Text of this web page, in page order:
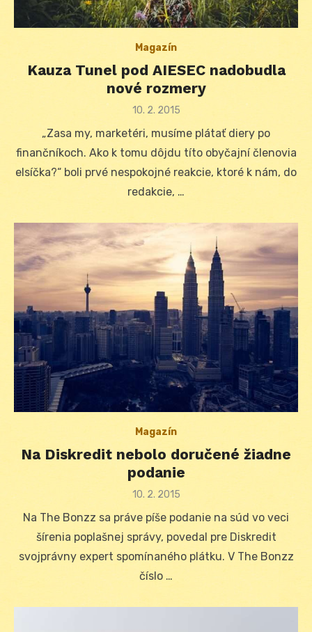
Magazín
Kauza Tunel pod AIESEC nadobudla
nové rozmery
Posted
10. 2. 2015
„Zasa my, marketéri, musíme plátať diery po
finančníkoch. Ako k tomu dôjdu títo obyčajní členovia
elsíčka?“ boli prvé nespokojné reakcie, ktoré k nám, do
redakcie, …
Magazín
Na Diskredit nebolo doručené žiadne
podanie
Posted
10. 2. 2015
Na The Bonzz sa práve píše podanie na súd vo veci
šírenia poplašnej správy, povedal pre Diskredit
svojprávny expert spomínaného plátku. V The Bonzz
číslo …